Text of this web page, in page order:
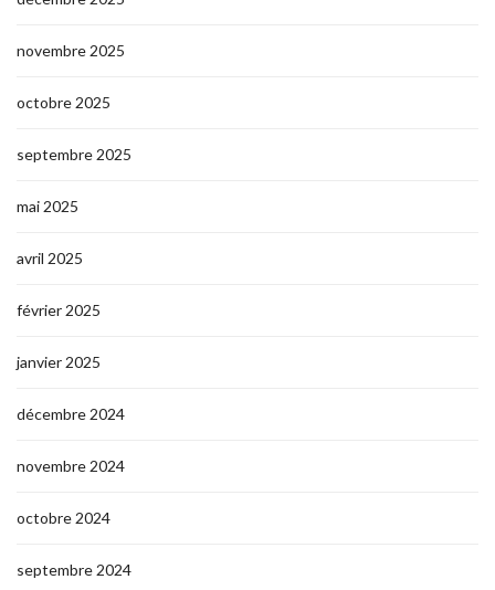
novembre 2025
octobre 2025
septembre 2025
mai 2025
avril 2025
février 2025
janvier 2025
décembre 2024
novembre 2024
octobre 2024
septembre 2024